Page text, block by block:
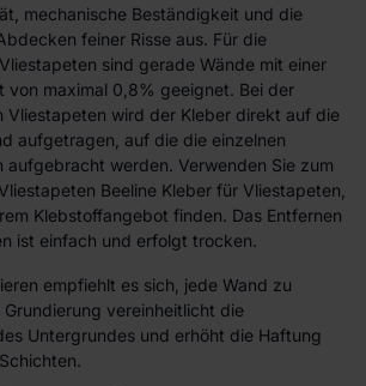
mechanische Beständigkeit und die
feiner Risse aus. Für die
sind gerade Wände mit einer
von maximal 0,8% geeignet. Bei der
Vliestapeten wird der Kleber direkt auf die
aufgetragen, auf die die einzelnen
aufgebracht werden. Verwenden Sie zum
Beeline Kleber für Vliestapeten,
Klebstoffangebot finden. Das Entfernen
ist einfach und erfolgt trocken.
empfiehlt es sich, jede Wand zu
Grundierung vereinheitlicht die
Untergrundes und erhöht die Haftung